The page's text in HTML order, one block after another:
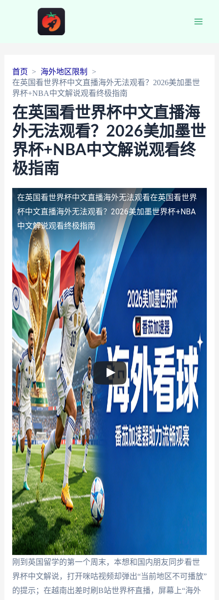
首页
海外地区限制
在英国看世界杯中文直播海外无法观看？2026美加墨世
界杯+NBA中文解说观看终极指南
在英国看世界杯中文直播海
外无法观看？2026美加墨世
界杯+NBA中文解说观看终
极指南
在英国看世界杯中文直播海外无法观看在英国看世界
杯中文直播海外无法观看？2026美加墨世界杯+NBA
中文解说观看终极指南
刚到英国留学的第一个周末，本想和国内朋友同步看世
界杯中文解说，打开咪咕视频却弹出“当前地区不可播放”
的提示；在越南出差时刷B站世界杯直播，屏幕上“海外